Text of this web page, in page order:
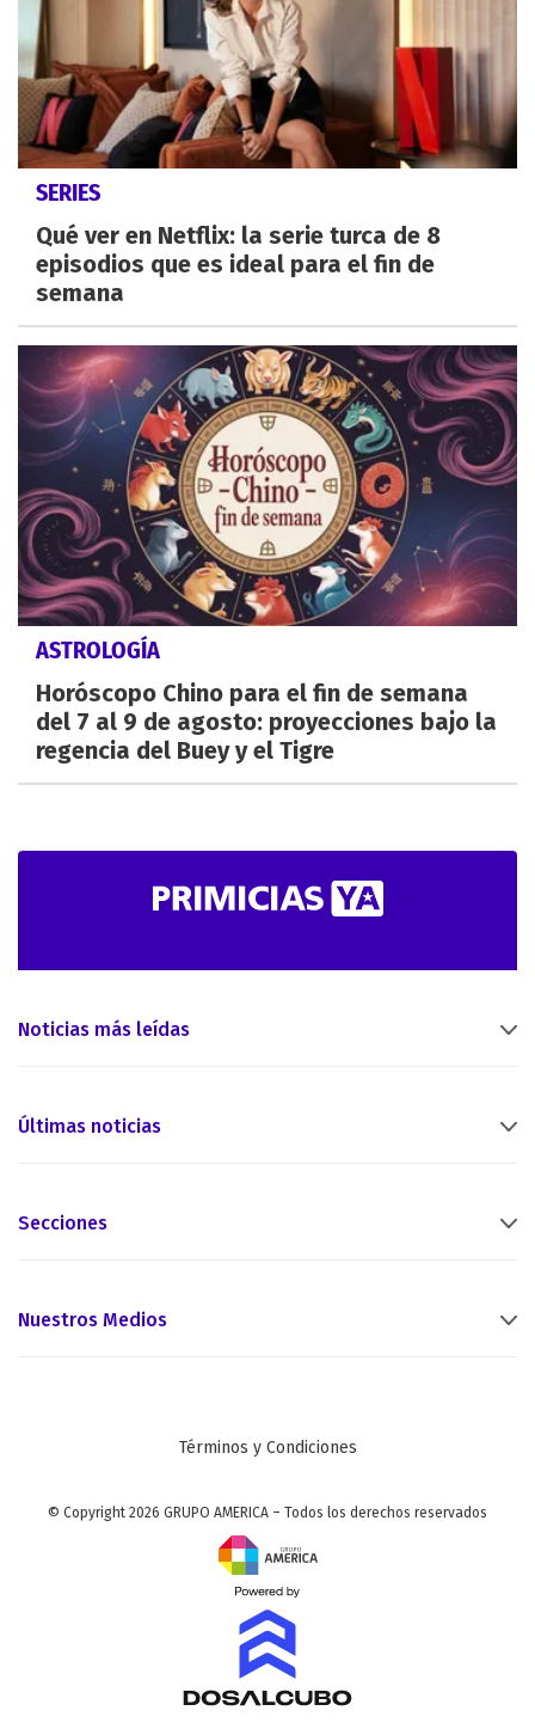
SERIES
Qué ver en Netflix: la serie turca de 8
episodios que es ideal para el fin de
semana
ASTROLOGÍA
Horóscopo Chino para el fin de semana
del 7 al 9 de agosto: proyecciones bajo la
regencia del Buey y el Tigre
Noticias más leídas
Últimas noticias
Secciones
Nuestros Medios
Términos y Condiciones
© Copyright 2026 GRUPO AMERICA – Todos los derechos reservados